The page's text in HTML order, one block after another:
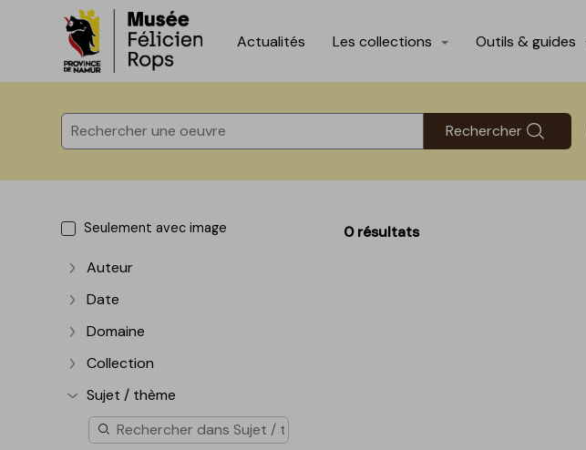
Accèder directement au contenu
Accèder directement au contenu
Actualités Les collections Outils & guides
Rechercher
Seulement avec image
Afficher plus
Auteur
Afficher plus
Date
Afficher plus
Domaine
Afficher plus
Collection
Afficher plus
Sujet / thème
0 résultats